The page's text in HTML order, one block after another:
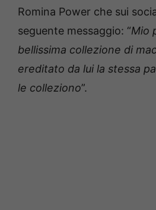
Romina Power che sui
seguente messaggio: “Mio
bellissima collezione di
ereditato da lui la stessa
le colleziono”.